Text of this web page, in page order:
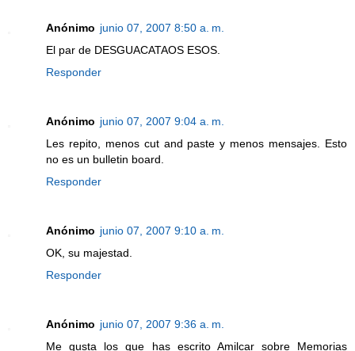
Anónimo junio 07, 2007 8:50 a. m.
El par de DESGUACATAOS ESOS.
Responder
Anónimo junio 07, 2007 9:04 a. m.
Les repito, menos cut and paste y menos mensajes. Esto
no es un bulletin board.
Responder
Anónimo junio 07, 2007 9:10 a. m.
OK, su majestad.
Responder
Anónimo junio 07, 2007 9:36 a. m.
Me gusta los que has escrito Amilcar sobre Memorias